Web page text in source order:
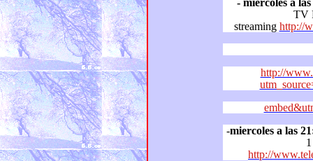
- miercoles a
TV
streaming http://
http://
-miercoles a las
http://